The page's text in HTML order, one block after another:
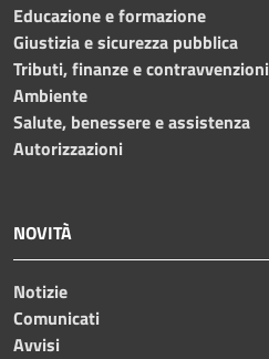
Educazione e formazione
Giustizia e sicurezza pubblica
Tributi, finanze e contravvenzioni
Ambiente
Salute, benessere e assistenza
Autorizzazioni
NOVITÀ
Notizie
Comunicati
Avvisi